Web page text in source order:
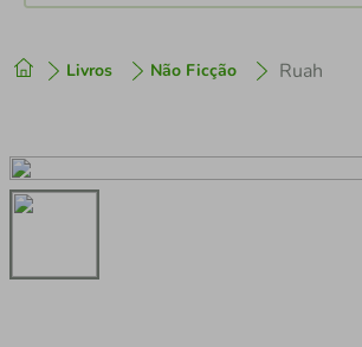
Livros Não Ficção Ruah
2º cafeteira